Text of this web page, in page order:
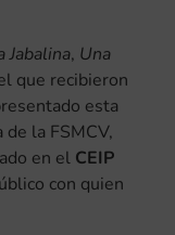
Jabalina, Una
que recibieron
esta
la FSMCV,
en el CEIP
con quien